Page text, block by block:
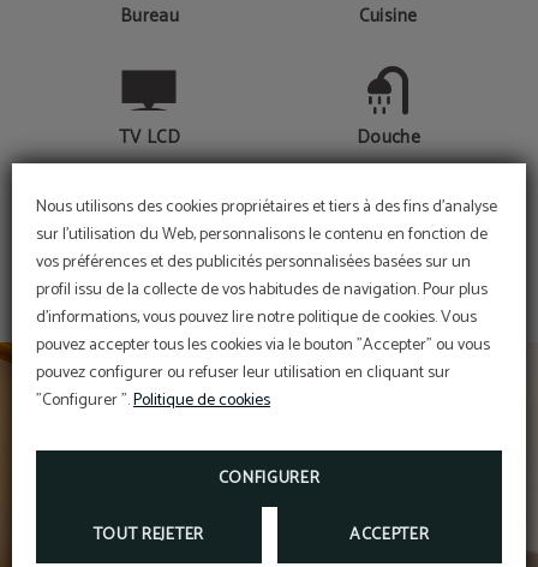
Nous utilisons des cookies propriétaires et tiers à des fins d'analyse
sur l'utilisation du Web, personnalisons le contenu en fonction de
vos préférences et des publicités personnalisées basées sur un
profil issu de la collecte de vos habitudes de navigation. Pour plus
d'informations, vous pouvez lire notre politique de cookies. Vous
pouvez accepter tous les cookies via le bouton "Accepter" ou vous
pouvez configurer ou refuser leur utilisation en cliquant sur
"Configurer ".Politique de cookies
CONFIGURER
TOUT REJETER ACCEPTER
Bureau Cuisine
TV LCD Douche
Réfrigérateur Articles de salle de bains
Terrasse Salle à manger
Jardin
MONTRER PLUS